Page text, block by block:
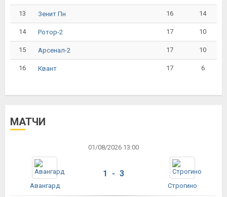
13 Зенит Пн 16 14
14 Ротор-2 17 10
15 Арсенал-2 17 10
16 Квант 17 6
МАТЧИ
01/08/2026 13:00
Авангард
1 - 3
Строгино